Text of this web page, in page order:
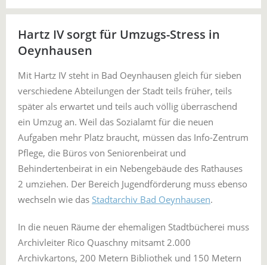
Hartz IV sorgt für Umzugs-Stress in
Oeynhausen
Mit Hartz IV steht in Bad Oeynhausen gleich für sieben
verschiedene Abteilungen der Stadt teils früher, teils
später als erwartet und teils auch völlig überraschend
ein Umzug an. Weil das Sozialamt für die neuen
Aufgaben mehr Platz braucht, müssen das Info-Zentrum
Pflege, die Büros von Seniorenbeirat und
Behindertenbeirat in ein Nebengebäude des Rathauses
2 umziehen. Der Bereich Jugendförderung muss ebenso
wechseln wie das Stadtarchiv Bad Oeynhausen.
In die neuen Räume der ehemaligen Stadtbücherei muss
Archivleiter Rico Quaschny mitsamt 2.000
Archivkartons, 200 Metern Bibliothek und 150 Metern